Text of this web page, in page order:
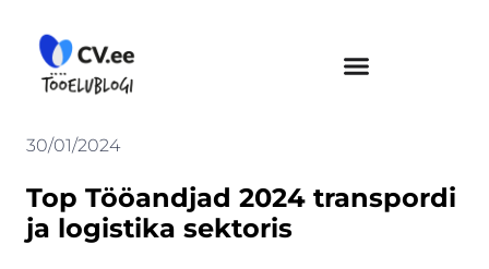
content
30/01/2024
Top Tööandjad 2024 transpordi
ja logistika sektoris